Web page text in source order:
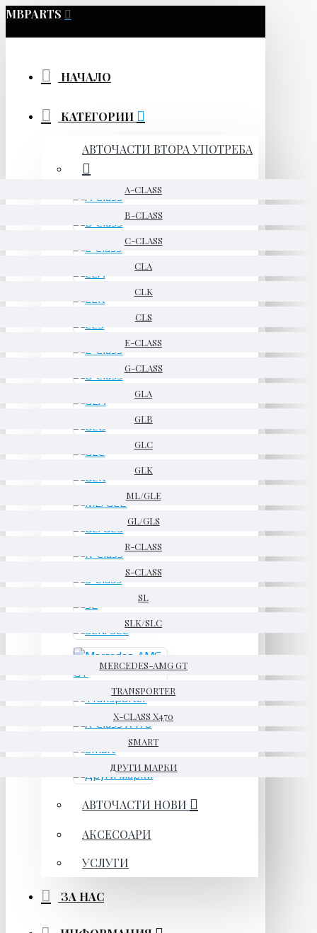
MBPARTS
НАЧАЛО
КАТЕГОРИИ
АВТОЧАСТИ ВТОРА УПОТРЕБА
A-CLASS
B-CLASS
C-CLASS
CLA
CLK
CLS
E-CLASS
G-CLASS
GLA
GLB
GLC
GLK
ML/GLE
GL/GLS
R-CLASS
S-CLASS
SL
SLK/SLC
MERCEDES-AMG GT
TRANSPORTER
X-CLASS X470
SMART
ДРУГИ МАРКИ
АВТОЧАСТИ НОВИ
АКСЕСОАРИ
УСЛУГИ
ЗА НАС